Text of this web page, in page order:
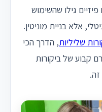
גילו שהשימוש
אלא בניית מוניטין.
שליליות, הדרך הכי
קבוע של ביקורות